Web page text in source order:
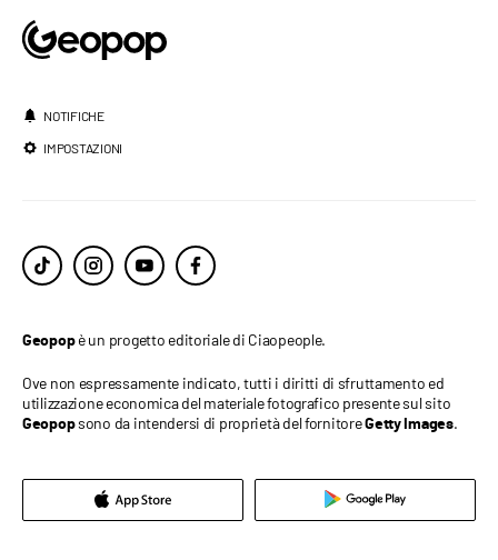
NOTIFICHE
IMPOSTAZIONI
Geopopè un progetto editoriale di Ciaopeople.
Ove non espressamente indicato, tutti i diritti di sfruttamento ed
utilizzazione economica del materiale fotografico presente sul sito
Geopopsono da intendersi di proprietà del fornitoreGetty Images.